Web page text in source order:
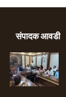
संपादक आवडी